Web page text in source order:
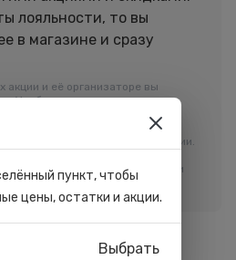
лояльности, то вы
в магазине и сразу
акции и её организаторе вы
Улыбка радуги, а также по
800-505-66-00. Организатор
ее проведение в любой
или изменить условия акции.
скидка в рамках акции, В
возможно временное полное или
акционного товара.
пункт, чтобы
цены, остатки и акции.
Выбрать